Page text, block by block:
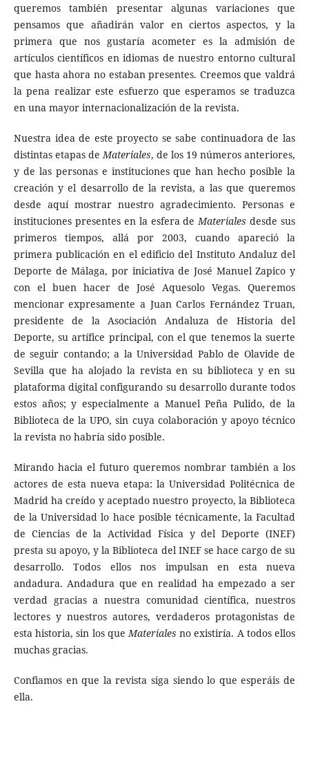
queremos también presentar algunas variaciones que
pensamos que añadirán valor en ciertos aspectos, y la
primera que nos gustaría acometer es la admisión de
artículos científicos en idiomas de nuestro entorno cultural
que hasta ahora no estaban presentes. Creemos que valdrá
la pena realizar este esfuerzo que esperamos se traduzca
en una mayor internacionalización de la revista.
Nuestra idea de este proyecto se sabe continuadora de las
distintas etapas deMateriales, de los 19 números anteriores,
y de las personas e instituciones que han hecho posible la
creación y el desarrollo de la revista, a las que queremos
desde aquí mostrar nuestro agradecimiento. Personas e
instituciones presentes en la esfera deMaterialesdesde sus
primeros tiempos, allá por 2003, cuando apareció la
primera publicación en el edificio del Instituto Andaluz del
Deporte de Málaga, por iniciativa de José Manuel Zapico y
con el buen hacer de José Aquesolo Vegas. Queremos
mencionar expresamente a Juan Carlos Fernández Truan,
presidente de la Asociación Andaluza de Historia del
Deporte, su artífice principal, con el que tenemos la suerte
de seguir contando; a la Universidad Pablo de Olavide de
Sevilla que ha alojado la revista en su biblioteca y en su
plataforma digital configurando su desarrollo durante todos
estos años; y especialmente a Manuel Peña Pulido, de la
Biblioteca de la UPO, sin cuya colaboración y apoyo técnico
la revista no habría sido posible.
Mirando hacia el futuro queremos nombrar también a los
actores de esta nueva etapa: la Universidad Politécnica de
Madrid ha creído y aceptado nuestro proyecto, la Biblioteca
de la Universidad lo hace posible técnicamente, la Facultad
de Ciencias de la Actividad Física y del Deporte (INEF)
presta su apoyo, y la Biblioteca del INEF se hace cargo de su
desarrollo. Todos ellos nos impulsan en esta nueva
andadura. Andadura que en realidad ha empezado a ser
verdad gracias a nuestra comunidad científica, nuestros
lectores y nuestros autores, verdaderos protagonistas de
esta historia, sin los queMaterialesno existiría. A todos ellos
muchas gracias.
Confiamos en que la revista siga siendo lo que esperáis de
ella.